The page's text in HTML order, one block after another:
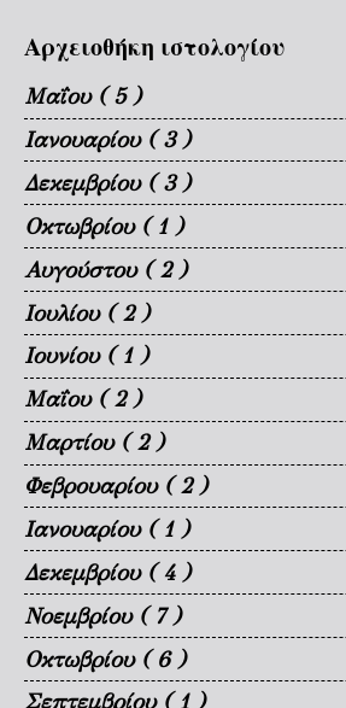
Αρχειοθήκη ιστολογίου
Μαΐου ( 5 )
Ιανουαρίου ( 3 )
Δεκεμβρίου ( 3 )
Οκτωβρίου ( 1 )
Αυγούστου ( 2 )
Ιουλίου ( 2 )
Ιουνίου ( 1 )
Μαΐου ( 2 )
Μαρτίου ( 2 )
Φεβρουαρίου ( 2 )
Ιανουαρίου ( 1 )
Δεκεμβρίου ( 4 )
Νοεμβρίου ( 7 )
Οκτωβρίου ( 6 )
Σεπτεμβρίου ( 1 )